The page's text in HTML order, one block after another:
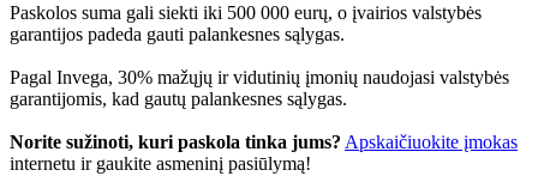
Paskolos suma gali siekti iki 500 000 eurų, o įvairios valstybės
garantijos padeda gauti palankesnes sąlygas.
Pagal Invega, 30% mažųjų ir vidutinių įmonių naudojasi valstybės
garantijomis, kad gautų palankesnes sąlygas.
Norite sužinoti, kuri paskola tinka jums? Apskaičiuokite įmokas
internetu ir gaukite asmeninį pasiūlymą!